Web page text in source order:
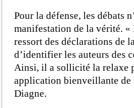
Pour la défense, les débats
manifestation de la vérité.
ressort des déclarations
d’identifier les auteurs des
Ainsi, il a sollicité la relaxe
application bienveillante
Diagne.